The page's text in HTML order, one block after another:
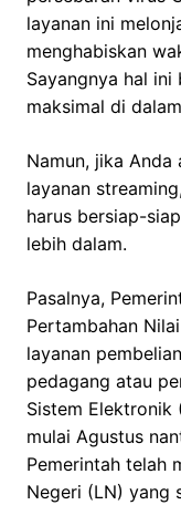
layanan ini
menghabiskan
Sayangnya hal
maksimal di
Namun, jika Anda
layanan
harus bersiap-
lebih dalam.
Pasalnya,
Pertambahan
layanan
pedagang atau
Sistem Elektronik
mulai Agustus
Pemerintah telah
Negeri (LN) yang